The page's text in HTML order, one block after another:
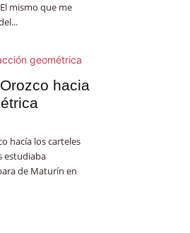
mismo que me
hacia
hacía los carteles
estudiaba
de Maturín en